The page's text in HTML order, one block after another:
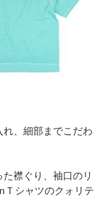
、細部までこだわ
襟ぐり、袖口のリ
Ｔシャツのクォリテ